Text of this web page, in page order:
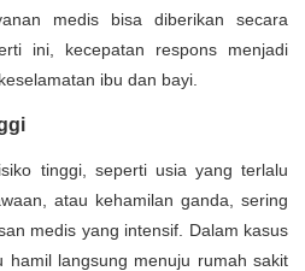
medis bisa diberikan secara
ini, kecepatan respons menjadi
ibu dan bayi.
tinggi, seperti usia yang terlalu
atau kehamilan ganda, sering
medis yang intensif. Dalam kasus
hamil langsung menuju rumah sakit